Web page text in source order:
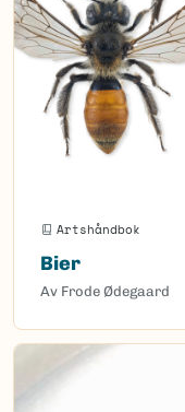
Artshåndbok
Bier
Av Frode Ødegaard